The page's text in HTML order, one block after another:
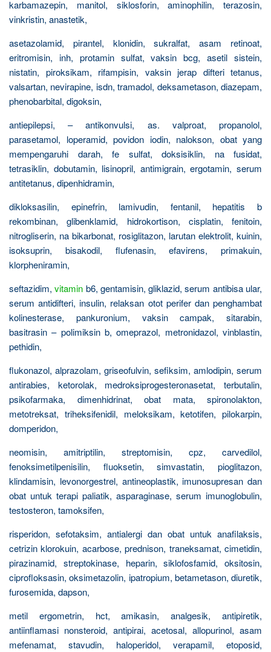
karbamazepin, manitol, siklosforin, aminophilin, terazosin,
vinkristin, anastetik,
asetazolamid, pirantel, klonidin, sukralfat, asam retinoat,
eritromisin, inh, protamin sulfat, vaksin bcg, asetil sistein,
nistatin, piroksikam, rifampisin, vaksin jerap difteri tetanus,
valsartan, nevirapine, isdn, tramadol, deksametason, diazepam,
phenobarbital, digoksin,
antiepilepsi, – antikonvulsi, as. valproat, propanolol,
parasetamol, loperamid, povidon iodin, nalokson, obat yang
mempengaruhi darah, fe sulfat, doksisiklin, na fusidat,
tetrasiklin, dobutamin, lisinopril, antimigrain, ergotamin, serum
antitetanus, dipenhidramin,
dikloksasilin, epinefrin, lamivudin, fentanil, hepatitis b
rekombinan, glibenklamid, hidrokortison, cisplatin, fenitoin,
nitrogliserin, na bikarbonat, rosiglitazon, larutan elektrolit, kuinin,
isoksuprin, bisakodil, flufenasin, efavirens, primakuin,
klorpheniramin,
seftazidim,vitamin b6, gentamisin, gliklazid, serum antibisa ular,
serum antidifteri, insulin, relaksan otot perifer dan penghambat
kolinesterase, pankuronium, vaksin campak, sitarabin,
basitrasin – polimiksin b, omeprazol, metronidazol, vinblastin,
pethidin,
flukonazol, alprazolam, griseofulvin, sefiksim, amlodipin, serum
antirabies, ketorolak, medroksiprogesteronasetat, terbutalin,
psikofarmaka, dimenhidrinat, obat mata, spironolakton,
metotreksat, triheksifenidil, meloksikam, ketotifen, pilokarpin,
domperidon,
neomisin, amitriptilin, streptomisin, cpz, carvedilol,
fenoksimetilpenisilin, fluoksetin, simvastatin, pioglitazon,
klindamisin, levonorgestrel, antineoplastik, imunosupresan dan
obat untuk terapi paliatik, asparaginase, serum imunoglobulin,
testosteron, tamoksifen,
risperidon, sefotaksim, antialergi dan obat untuk anafilaksis,
cetrizin klorokuin, acarbose, prednison, traneksamat, cimetidin,
pirazinamid, streptokinase, heparin, siklofosfamid, oksitosin,
ciprofloksasin, oksimetazolin, ipatropium, betametason, diuretik,
furosemida, dapson,
metil ergometrin, hct, amikasin, analgesik, antipiretik,
antiinflamasi nonsteroid, antipirai, acetosal, allopurinol, asam
mefenamat, stavudin, haloperidol, verapamil, etoposid,